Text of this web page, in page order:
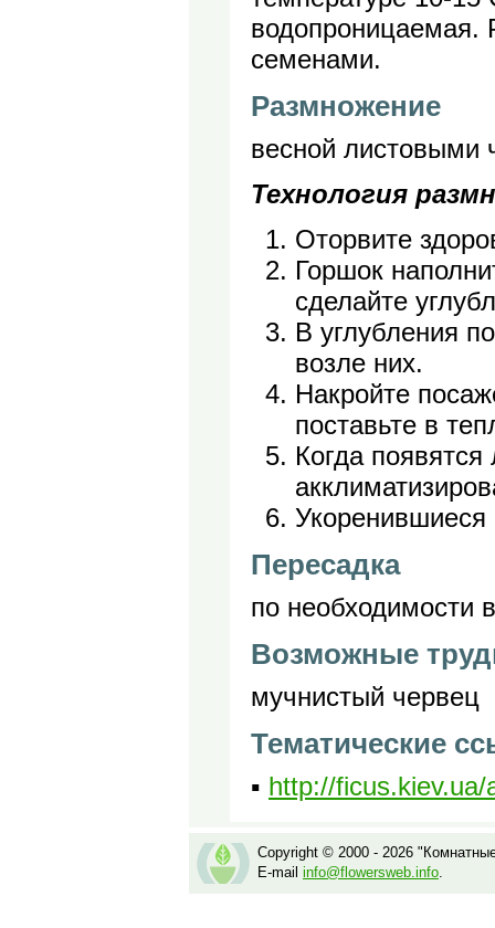
водопроницаемая.
семенами.
Размножение
весной листовыми
Технология
Оторвите
Горшок
сделайте
В углубления
возле них.
Накройте
поставьте в
Когда
Укоренившиеся
Пересадка
по необходимости
Возможные
мучнистый червец
Тематические
▪ http://
Copyright © 2000 - 2026
E-mail info@flowersweb.info.